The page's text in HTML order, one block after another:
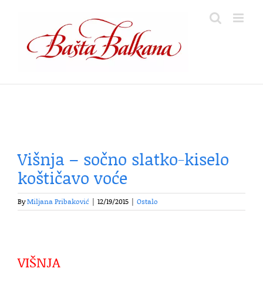
content
Višnja – sočno slatko-kiselo
koštičavo voće
ByMiljana Pribaković 12/19/2015 Ostalo
VIŠNJA